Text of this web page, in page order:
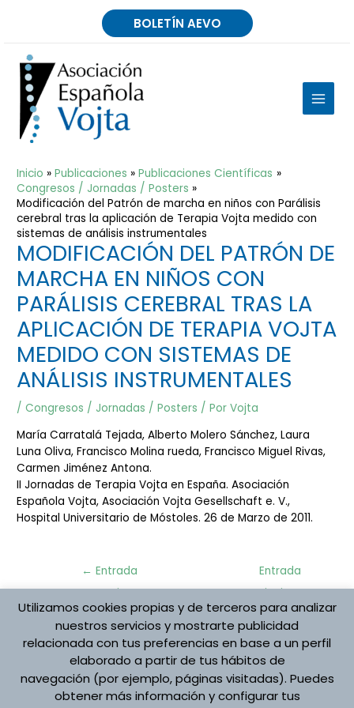
BOLETÍN AEVO
MAIN
Inicio Publicaciones
Publicaciones Científicas
Congresos / Jornadas / Posters
Modificación del Patrón de marcha en niños con Parálisis
cerebral tras la aplicación de Terapia Vojta medido con
sistemas de análisis instrumentales
MODIFICACIÓN DEL PATRÓN DE
MARCHA EN NIÑOS CON
PARÁLISIS CEREBRAL TRAS LA
APLICACIÓN DE TERAPIA VOJTA
MEDIDO CON SISTEMAS DE
ANÁLISIS INSTRUMENTALES
/Congresos / Jornadas / Posters / PorVojta
María Carratalá Tejada, Alberto Molero Sánchez, Laura
Luna Oliva, Francisco Molina rueda, Francisco Miguel Rivas,
Carmen Jiménez Antona.
II Jornadas de Terapia Vojta en España. Asociación
Española Vojta, Asociación Vojta Gesellschaft e. V.,
Hospital Universitario de Móstoles. 26 de Marzo de 2011.
Navegación
← Entrada
anterior
Entrada
siguiente
→
Protección de datos
Aviso Legal
Política de cookies
Utilizamos cookies propias y de terceros para analizar
nuestros servicios y mostrarte publicidad
relacionada con tus preferencias en base a un perfil
elaborado a partir de tus hábitos de
navegación (por ejemplo, páginas visitadas). Puedes
obtener más información y configurar tus